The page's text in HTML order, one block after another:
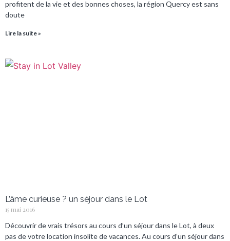
profitent de la vie et des bonnes choses, la région Quercy est sans
doute
Lire la suite »
L’âme curieuse ? un séjour dans le Lot
15 mai 2016
Découvrir de vrais trésors au cours d’un séjour dans le Lot, à deux
pas de votre location insolite de vacances. Au cours d’un séjour dans